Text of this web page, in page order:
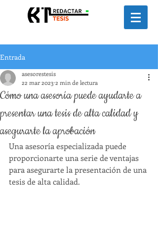
Entrada
Cómo una asesoría puede ayudarte a
presentar una tesis de alta calidad y
asegurarte la aprobación
asesorestesis
22 mar 2023 2 min de lectura
Una asesoría especializada puede
proporcionarte una serie de ventajas
para asegurarte la presentación de una
tesis de alta calidad.